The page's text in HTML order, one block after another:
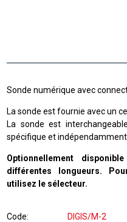
Sonde numérique avec
La sonde est fournie avec un
La sonde est
spécifique et indépendamment
Optionnellement
différentes longueurs.
utilisez le sélecteur.
Code DIGIS/M-2